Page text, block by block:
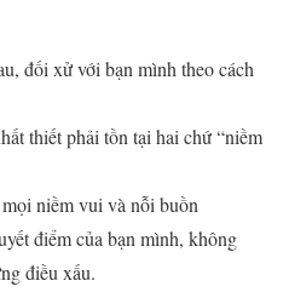
đối xử với bạn mình theo cách
thiết phải tồn tại hai chứ “niềm
niềm vui và nỗi buồn
điểm của bạn mình, không
điều xấu.